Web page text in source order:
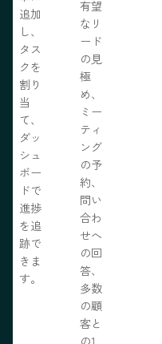
追加
し、
タス
クを
割り
当
て、
ダッ
シュ
ボー
ドで
進捗
を追
跡で
きま
す。
有望
なリ
ード
の見
極
め、
ミー
ティ
ング
の予
約、
問い
合わ
せへ
の回
答、
多数
の顧
客と
の1